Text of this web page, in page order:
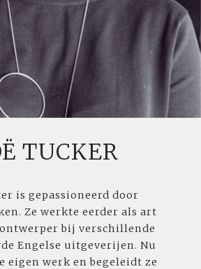
TUCKER
is gepassioneerd door
Ze werkte eerder als art
bij verschillende
Engelse uitgeverijen. Nu
eigen werk en begeleidt ze